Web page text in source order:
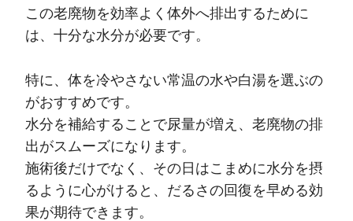
この老廃物を効率よく体外へ排出するために
は、十分な水分が必要です。
特に、体を冷やさない常温の水や白湯を選ぶの
がおすすめです。
水分を補給することで尿量が増え、老廃物の排
出がスムーズになります。
施術後だけでなく、その日はこまめに水分を摂
るように心がけると、だるさの回復を早める効
果が期待できます。